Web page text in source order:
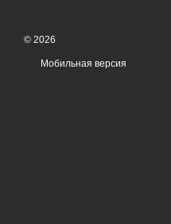
© 2026
Мобильная версия